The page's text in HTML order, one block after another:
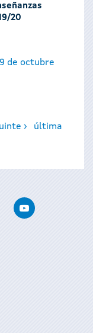
20
de octubre
›
última
Youtube